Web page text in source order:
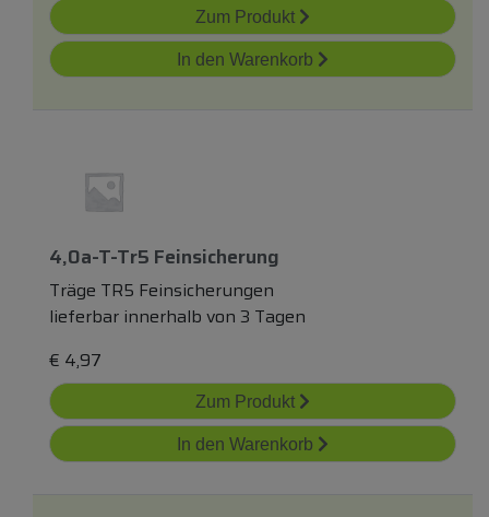
Zum Produkt
In den Warenkorb
4,0a-T-Tr5 Feinsicherung
Träge TR5 Feinsicherungen
lieferbar innerhalb von 3 Tagen
€ 4,97
Zum Produkt
In den Warenkorb